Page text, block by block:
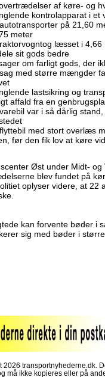
af køre- og
kontrolapparat i et
på 21,60
meter
læsset i
sit gods bedre
om farligt gods, der
med større mængder
lastsikring og
affald fra en
var i så dårlig
med stort overlæs
før den fik lov at køre
Øst under Midt-
blev fundet på
oplyser videre, at 22
kan forvente bøder i
sig med bøder i
2026 transportnyhederne.dk.
må ikke kopieres eller på